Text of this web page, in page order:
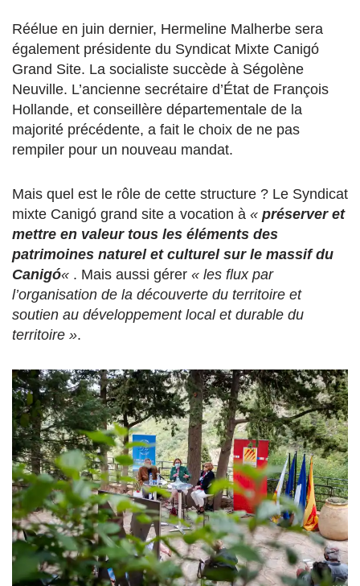
Réélue en juin dernier, Hermeline Malherbe sera
également présidente du Syndicat Mixte Canigó
Grand Site. La socialiste succède à Ségolène
Neuville. L’ancienne secrétaire d’État de François
Hollande, et conseillère départementale de la
majorité précédente, a fait le choix de ne pas
rempiler pour un nouveau mandat.
Mais quel est le rôle de cette structure ? Le Syndicat
mixte Canigó grand site a vocation à « préserver et
mettre en valeur tous les éléments des
patrimoines naturel et culturel sur le massif du
Canigó« . Mais aussi gérer « les flux par
l’organisation de la découverte du territoire et
soutien au développement local et durable du
territoire ».